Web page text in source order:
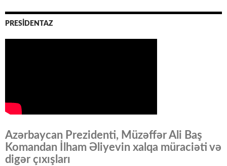
PRESİDENTAZ
Azərbaycan Prezidenti, Müzəffər Ali Baş
Komandan İlham Əliyevin xalqa müraciəti və
digər çıxışları